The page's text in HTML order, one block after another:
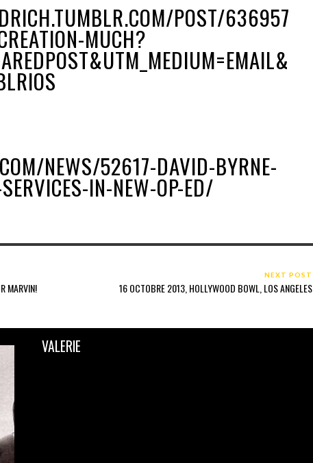
POST/636957
MUCH?
NEWS/52617-DAVID-BYRNE-
IN-NEW-OP-ED/
MARVIN!
NEXT POST
16 OCTOBRE 2013, HOLLYWOOD BOWL, LOS ANGELES
VALERIE